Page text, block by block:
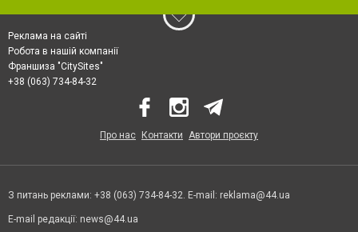
Реклама на сайті
Робота в нашій компанії
Франшиза "CitySites"
+38 (063) 734-84-32
Про нас Контакти Автори проєкту
З питань реклами: +38 (063) 734-84-32. E-mail: reklama@44.ua
E-mail редакції: news@44.ua